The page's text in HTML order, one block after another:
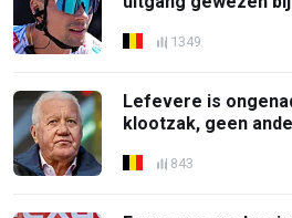
1349
Lefevere is
klootzak, geen
843